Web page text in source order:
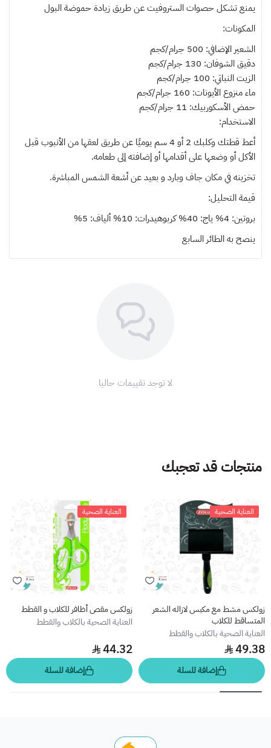
يمنع تشكل حصوات الستروفيت عن طريق زيادة حموضة البول
المكونات:
الشعير الإضافي: 500 جرام/كجم
دقيق الشوفان: 130 جرام/كجم
الزيت النباتي: 100 جرام/كجم
ماء منزوع الأيونات: 160 جرام/كجم
حمض الأسكوربيك: 11 جرام/كجم
الاستخدام:
أعط قطتك وكلبك 2 أو 4 سم يوميًا عن طريق لعقها من الأنبوب قبل
الأكل أو وضعها على أقدامها أو إضافته إلى طعامه.
تخزينه في مكان جاف وبارد و بعيد عن أشعة الشمس المباشرة.
قيمة التحليل:
بروتين: 4% ياج: 40% كربوهيدرات: 10% ألياف: 5%
ينصح بهالطائر السابع
لا توجد تقييمات حاليا
منتجات قد تعجبك
العناية الصحية
زولكس مشط مع مكبس لازاله الشعر
المتساقط للكلاب
العناية الصحية بالكلاب والقطط
49.38
إضافة للسلة
العناية الصحية
زولكس مقص أظافر للكلاب و القطط
العناية الصحية بالكلاب والقطط
44.32
إضافة للسلة